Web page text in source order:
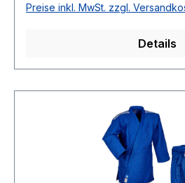
Preise inkl. MwSt. zzgl.
Details